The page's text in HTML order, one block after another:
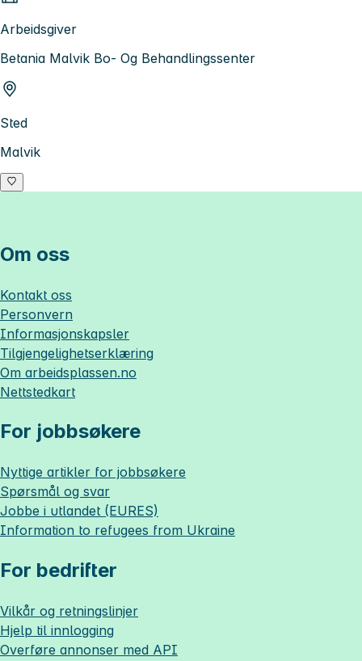
Arbeidsgiver
Betania Malvik Bo- Og Behandlingssenter
Sted
Malvik
Om oss
Kontakt oss
Personvern
Informasjonskapsler
Tilgjengelighetserklæring
Om arbeidsplassen.no
Nettstedkart
For jobbsøkere
Nyttige artikler for jobbsøkere
Spørsmål og svar
Jobbe i utlandet (EURES)
Information to refugees from Ukraine
For bedrifter
Vilkår og retningslinjer
Hjelp til innlogging
Overføre annonser med API